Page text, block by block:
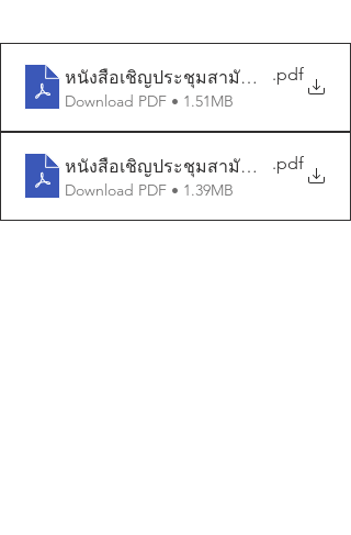
หนังสือเชิญประชุมสามัญผู้ถือหุ้นประจำ
.pdf
Download PDF • 1.51MB
หนังสือเชิญประชุมสามัญผู้ถือหุ้นประจำ
.pdf
Download PDF • 1.39MB